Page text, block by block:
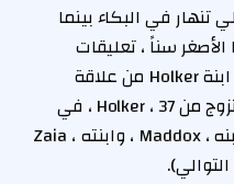
في البكاء بينما
سناً ، تعليقات
صريحة من ويسلي. (Weslie هي ابنة Holker من علاقة
سابقة ونشأت مع Boss بعد أن تزوج من Holker ، 37 ، في
عام 2013. رحب Holker و Boss ابنه ، Maddox ، وابنته ، Zaia